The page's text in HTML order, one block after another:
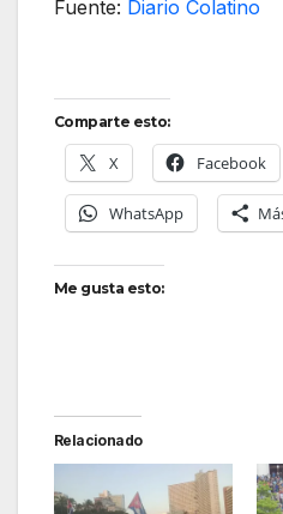
Fuente: Diario Colatino
Comparte esto:
X Facebook
WhatsApp
Me gusta esto:
Relacionado